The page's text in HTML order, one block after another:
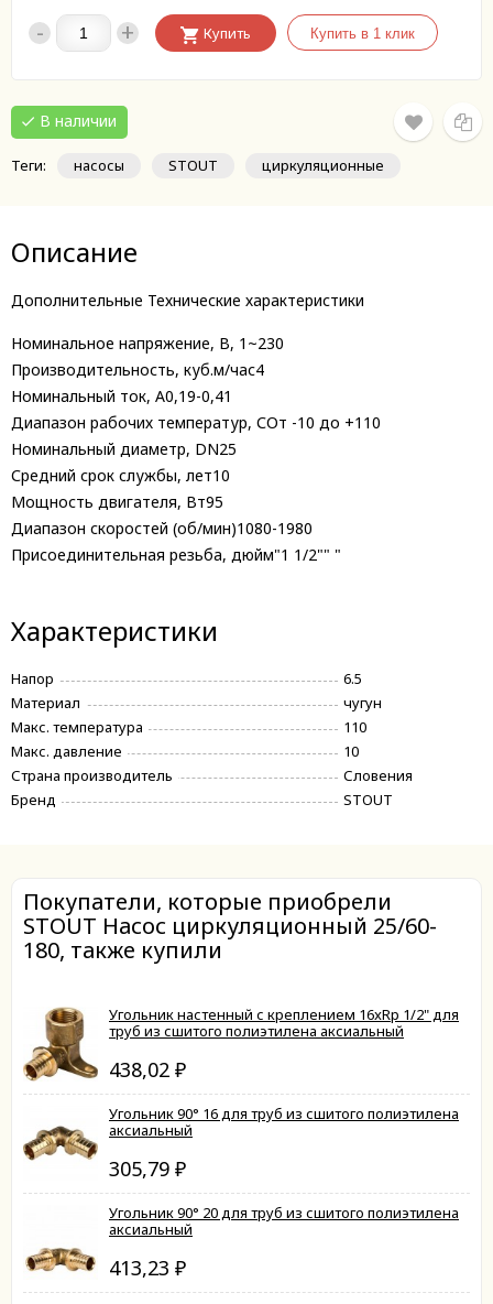
- + Купить
В наличии
Теги: насосы STOUT циркуляционные
Описание
Дополнительные Технические характеристики
Номинальное напряжение, В, 1~230
Производительность, куб.м/час4
Номинальный ток, А0,19-0,41
Диапазон рабочих температур, СОт -10 до +110
Номинальный диаметр, DN25
Средний срок службы, лет10
Мощность двигателя, Вт95
Диапазон скоростей (об/мин)1080-1980
Присоединительная резьба, дюйм"1 1/2"" "
Характеристики
Напор
6.5
Материал
чугун
Макс. температура
110
Макс. давление
10
Страна производитель
Словения
Бренд
STOUT
Покупатели, которые приобрели
STOUT Насос циркуляционный 25/60-
180, также купили
Угольник настенный с креплением 16xRp 1/2" для
труб из сшитого полиэтилена аксиальный
438,02 ₽
Угольник 90° 16 для труб из сшитого полиэтилена
аксиальный
305,79 ₽
Угольник 90° 20 для труб из сшитого полиэтилена
аксиальный
413,23 ₽